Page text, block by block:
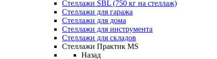
Стеллажи SBL (750 кг на стеллаж)
Стеллажи для гаража
Стеллажи для дома
Стеллажи для инструмента
Стеллажи для складов
Стеллажи Практик MS
Назад